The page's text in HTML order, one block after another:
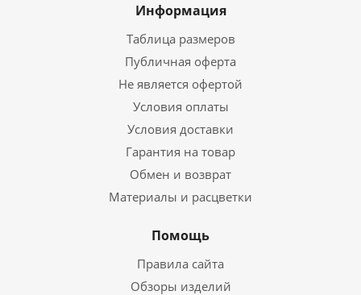
Информация
Таблица размеров
Публичная оферта
Не является офертой
Условия оплаты
Условия доставки
Гарантия на товар
Обмен и возврат
Материалы и расцветки
Помощь
Правила сайта
Обзоры изделий